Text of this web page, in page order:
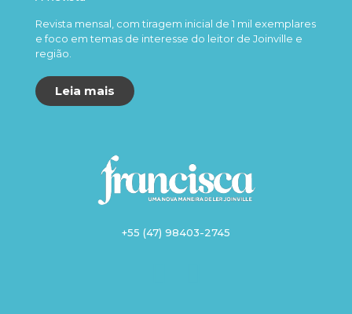
Revista mensal, com tiragem inicial de 1 mil exemplares
e foco em temas de interesse do leitor de Joinville e
região.
Leia mais
+55 (47) 98403-2745